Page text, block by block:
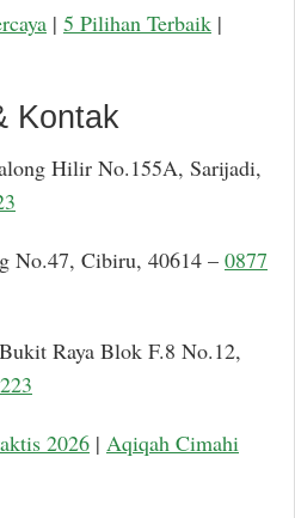
| 5 Pilihan Terbaik |
Kontak
Hilir No.155A, Sarijadi,
No.47, Cibiru, 40614 – 0877
Raya Blok F.8 No.12,
2026 | Aqiqah Cimahi